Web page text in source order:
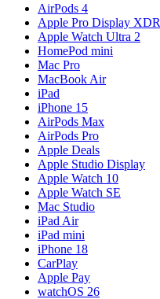
AirPods 4
Apple Pro Display XDR
Apple Watch Ultra 2
HomePod mini
Mac Pro
MacBook Air
iPad
iPhone 15
AirPods Max
AirPods Pro
Apple Deals
Apple Studio Display
Apple Watch 10
Apple Watch SE
Mac Studio
iPad Air
iPad mini
iPhone 18
CarPlay
Apple Pay
watchOS 26